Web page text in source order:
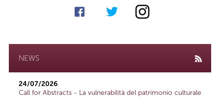
NEWS
24/07/2026
Call for Abstracts - La vulnerabilità del patrimonio culturale